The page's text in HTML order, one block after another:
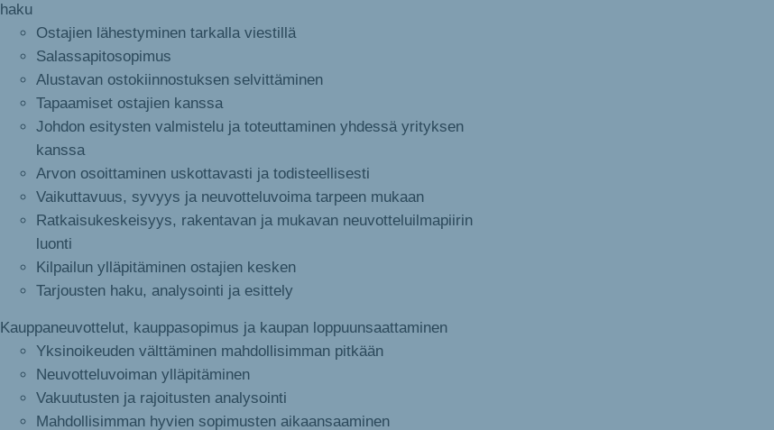
haku
Ostajien lähestyminen tarkalla viestillä
Salassapitosopimus
Alustavan ostokiinnostuksen selvittäminen
Tapaamiset ostajien kanssa
Johdon esitysten valmistelu ja toteuttaminen yhdessä yrityksen
kanssa
Arvon osoittaminen uskottavasti ja todisteellisesti
Vaikuttavuus, syvyys ja neuvotteluvoima tarpeen mukaan
Ratkaisukeskeisyys, rakentavan ja mukavan neuvotteluilmapiirin
luonti
Kilpailun ylläpitäminen ostajien kesken
Tarjousten haku, analysointi ja esittely
Kauppaneuvottelut, kauppasopimus ja kaupan loppuunsaattaminen
Yksinoikeuden välttäminen mahdollisimman pitkään
Neuvotteluvoiman ylläpitäminen
Vakuutusten ja rajoitusten analysointi
Mahdollisimman hyvien sopimusten aikaansaaminen